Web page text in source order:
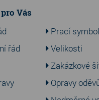
Vás
řád
Prací
Velikosti
Zakázkové
Opravy